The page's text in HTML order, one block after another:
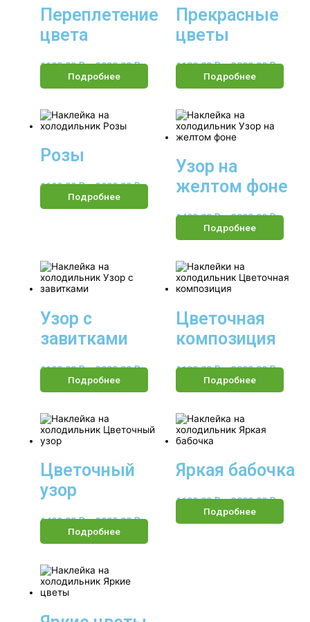
Переплетение
цвета
1190.00₽–3990.00₽
Подробнее
Прекрасные
цветы
1190.00₽–3990.00₽
Подробнее
Розы
1190.00₽–3990.00₽
Подробнее
Узор на
желтом фоне
1490.00₽–3990.00₽
Подробнее
Узор с
завитками
1190.00₽–3990.00₽
Подробнее
Цветочная
композиция
1190.00₽–3990.00₽
Подробнее
Цветочный
узор
1490.00₽–3990.00₽
Подробнее
Яркая бабочка
1190.00₽–3990.00₽
Подробнее